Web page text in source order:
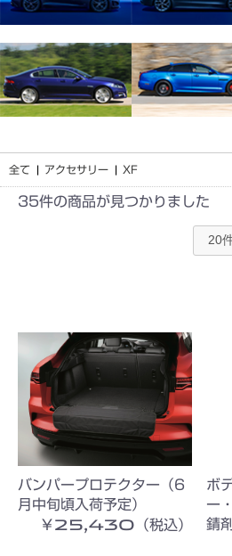
全て | アクセサリー | XF
35件の商品が見つかりました
バンパープロテクター（6
月中旬頃入荷予定）
￥25,430（税込）
ボ
ー
錆